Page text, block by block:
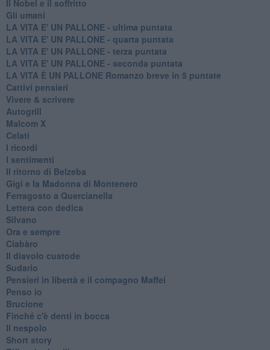
Il Nobel e il soffritto
Gli umani
LA VITA E' UN PALLONE - ultima puntata
LA VITA E' UN PALLONE - quarta puntata
LA VITA E' UN PALLONE - terza puntata
LA VITA E' UN PALLONE - seconda puntata
LA VITA È UN PALLONE Romanzo breve in 5 puntate
Cattivi pensieri
Vivere & scrivere
Autogrill
Malcom X
Celati
I ricordi
I sentimenti
Il ritorno di Belzeba
Gigi e la Madonna di Montenero
Ferragosto a Quercianella
Lettera con dedica
Silvano
Ora e sempre
Ciabàro
Il diavolo custode
Sudario
Pensieri in libertà e il compagno Maffei
Penso io
Brucione
Finché c'è denti in bocca
Il nespolo
Short story